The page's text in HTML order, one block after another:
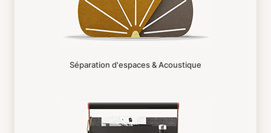
Séparation d'espaces & Acoustique